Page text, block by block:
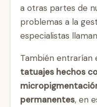
a otras partes de
problemas a la
especialistas
También entrarían
tatuajes hechos
permanentes, en